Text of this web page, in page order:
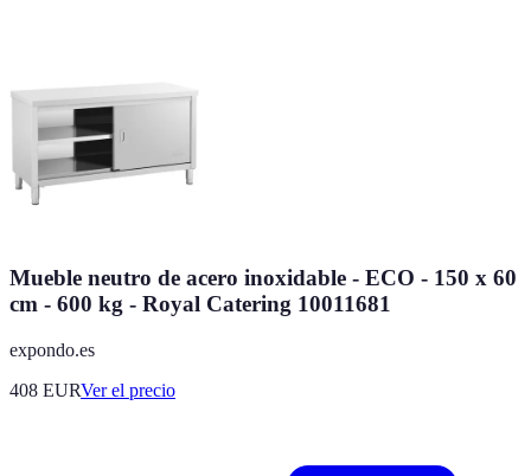
Mueble neutro de acero inoxidable - ECO - 150 x 60
cm - 600 kg - Royal Catering 10011681
expondo.es
408 EURVer el precio